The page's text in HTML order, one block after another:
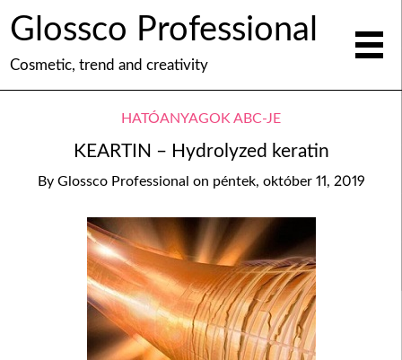
Glossco Professional
Cosmetic, trend and creativity
HATÓANYAGOK ABC-JE
KEARTIN – Hydrolyzed keratin
By Glossco Professional on péntek, október 11, 2019